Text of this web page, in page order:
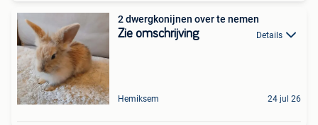
2 dwergkonijnen over te nemen
Zie omschrijving Details
Hemiksem 24 jul 26